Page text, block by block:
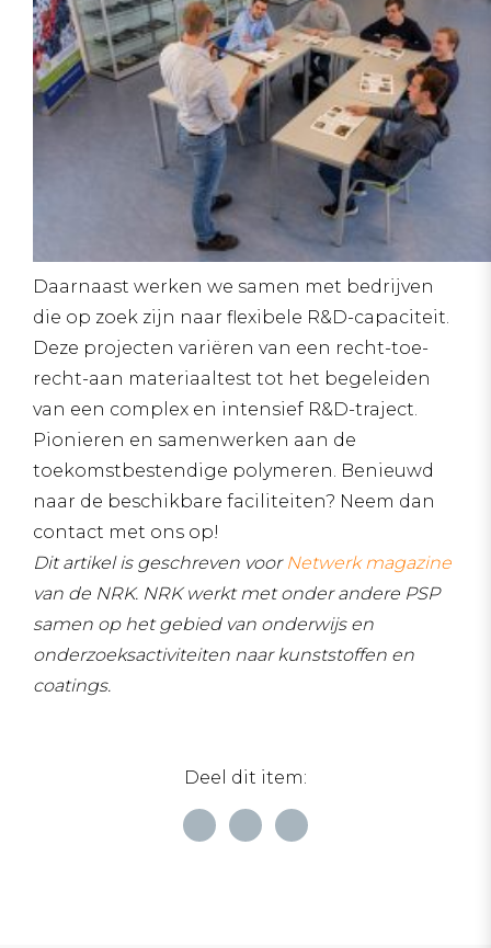
Daarnaast werken we samen met bedrijven
die op zoek zijn naar flexibele R&D-capaciteit.
Deze projecten variëren van een recht-toe-
recht-aan materiaaltest tot het begeleiden
van een complex en intensief R&D-traject.
Pionieren en samenwerken aan de
toekomstbestendige polymeren. Benieuwd
naar de beschikbare faciliteiten? Neem dan
contact met ons op!
Dit artikel is geschreven voor Netwerk magazine
van de NRK. NRK werkt met onder andere PSP
samen op het gebied van onderwijs en
onderzoeksactiviteiten naar kunststoffen en
coatings.
Deel dit item: